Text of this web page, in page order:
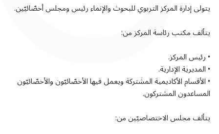
يتولى إدارة المركز التربوي للبحوث والإنماء رئيس ومجلس أخصّائيّين.
يتألف مكتب رئاسة المركز من:
• رئيس المركز.
• المديرية الإدارية.
• الأقسام الأكاديمية المشتركة ويعمل فيها الأخصّائيّون والأخصّائيّون
المساعدون المشتركون.
يتألف مجلس الاختصاصيّين من: